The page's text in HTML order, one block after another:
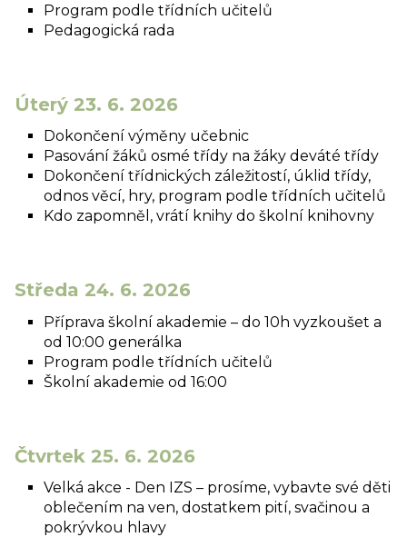
Program podle třídních učitelů
Pedagogická rada
Úterý 23. 6. 2026
Dokončení výměny učebnic
Pasování žáků osmé třídy na žáky deváté třídy
Dokončení třídnických záležitostí, úklid třídy,
odnos věcí, hry, program podle třídních učitelů
Kdo zapomněl, vrátí knihy do školní knihovny
Středa 24. 6. 2026
Příprava školní akademie – do 10h vyzkoušet a
od 10:00 generálka
Program podle třídních učitelů
Školní akademie od 16:00
Čtvrtek 25. 6. 2026
Velká akce - Den IZS – prosíme, vybavte své děti
oblečením na ven, dostatkem pití, svačinou a
pokrývkou hlavy